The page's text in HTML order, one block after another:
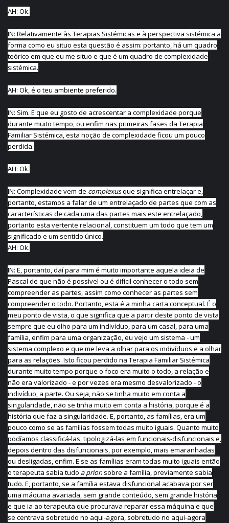
AH: Ok.
IN: Relativamente às Terapias Sistémicas e à perspectiva sistémica a
forma como eu situo esta questão é assim: portanto, há um quadro
teórico em que eu me situo e que é um quadro de complexidade
sistémica.
AH: Ok, é o teu ambiente preferido.
IN: Sim. E que eu gosto de acrescentar a complexidade porque
durante muito tempo, ou enfim nas primeiras fases da Terapia
Familiar Sistémica, esta noção de complexidade ficou um pouco
perdida.
AH: Ok.
IN: Complexidade vem de complexusque significa entrelaçar e,
portanto, estamos a falar de um entrelaçado de partes que com as
características de cada uma das partes mais este entrelaçado,
portanto esta vertente relacional, constituem um todo que tem um
significado e um sentido único.
AH: Ok.
IN: E, portanto, daí para mim é muito importante aquela ideia de
Pascal de que não é possível ou é difícil conhecer o todo sem
compreender as partes, assim como conhecer as partes sem
compreender o todo. Portanto, esta é a minha carta conceptual. É o
meu ponto de vista, o que significa que a partir deste ponto de vista
sempre que eu olho para um indivíduo, para um casal, para uma
família, enfim para uma organização, eu vejo um sistema - um
sistema complexo e que me leva a olhar para os indivíduos e a olhar
para as relações. Isto ficou perdido na Terapia Familiar Sistémica
durante muito tempo porque o foco era muito o todo, a relação e
não era valorizado - e por vezes era mesmo desvalorizado - o
indivíduo, a parte. Ou seja, não se tinha muito em conta a
singularidade, não se tinha muito em conta a história, porque é a
história que faz a singularidade. E, portanto, as famílias, era um
pouco como se as famílias fossem todas muito iguais. Quanto muito
podíamos classificá-las, tipologizá-las em funcionais-disfuncionais e,
depois dentro das disfuncionais, por exemplo, mais emaranhadas
ou desligadas, enfim. E se as famílias eram todas muito iguais então
o terapeuta sabia tudo a priori sobre a família, previamente sabia
tudo. E, portanto, se a família estava disfuncional acabava por ser
uma máquina avariada, sem grande conteúdo, sem grande história
e que ia ao terapeuta que procurava reparar essa máquina e que
se centrava sobretudo no aqui-agora, sobretudo no aqui-agora